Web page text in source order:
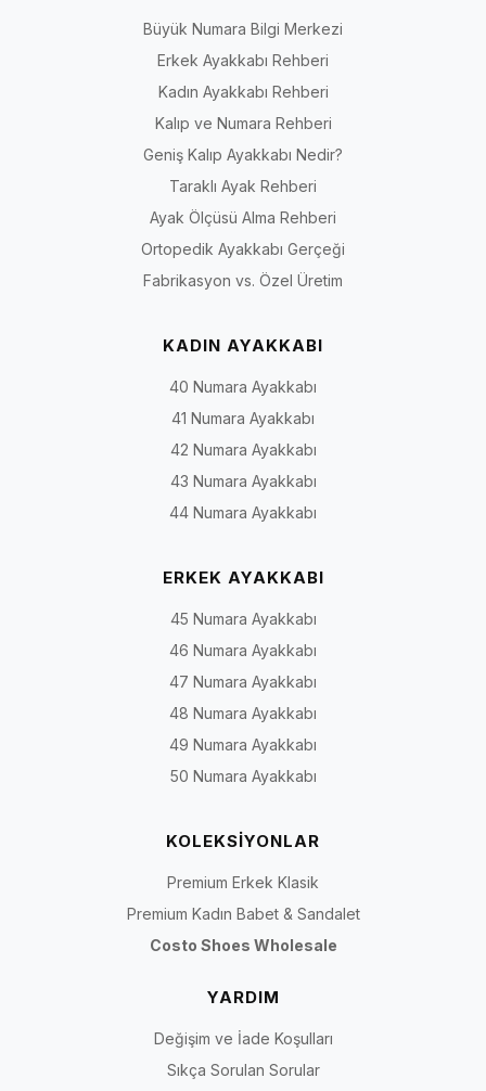
Büyük Numara Bilgi Merkezi
Erkek Ayakkabı Rehberi
Kadın Ayakkabı Rehberi
Kalıp ve Numara Rehberi
Geniş Kalıp Ayakkabı Nedir?
Taraklı Ayak Rehberi
Ayak Ölçüsü Alma Rehberi
Ortopedik Ayakkabı Gerçeği
Fabrikasyon vs. Özel Üretim
KADIN AYAKKABI
40 Numara Ayakkabı
41 Numara Ayakkabı
42 Numara Ayakkabı
43 Numara Ayakkabı
44 Numara Ayakkabı
ERKEK AYAKKABI
45 Numara Ayakkabı
46 Numara Ayakkabı
47 Numara Ayakkabı
48 Numara Ayakkabı
49 Numara Ayakkabı
50 Numara Ayakkabı
KOLEKSİYONLAR
Premium Erkek Klasik
Premium Kadın Babet & Sandalet
Costo Shoes Wholesale
YARDIM
Değişim ve İade Koşulları
Sıkça Sorulan Sorular